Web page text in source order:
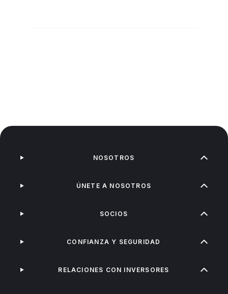
NOSOTROS
ÚNETE A NOSOTROS
SOCIOS
CONFIANZA Y SEGURIDAD
RELACIONES CON INVERSORES